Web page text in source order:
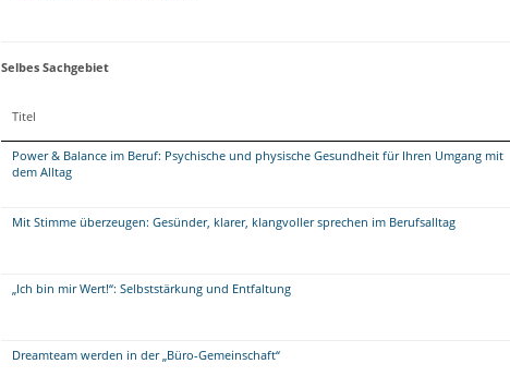
Selbes Sachgebiet
Titel
Power & Balance im Beruf: Psychische und physische Gesundheit für Ihren Umgang mit
dem Alltag
Mit Stimme überzeugen: Gesünder, klarer, klangvoller sprechen im Berufsalltag
„Ich bin mir Wert!“: Selbststärkung und Entfaltung
Dreamteam werden in der „Büro-Gemeinschaft“